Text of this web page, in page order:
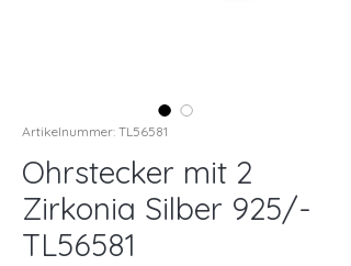
Artikelnummer: TL56581
Ohrstecker mit 2
Zirkonia Silber 925/-
TL56581